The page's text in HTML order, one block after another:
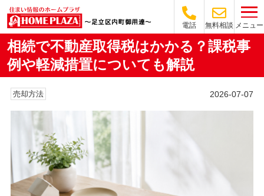
電話 無料相談 メニュー
相続で不動産取得税はかかる？課税事
例や軽減措置についても解説
売却方法 2026-07-07